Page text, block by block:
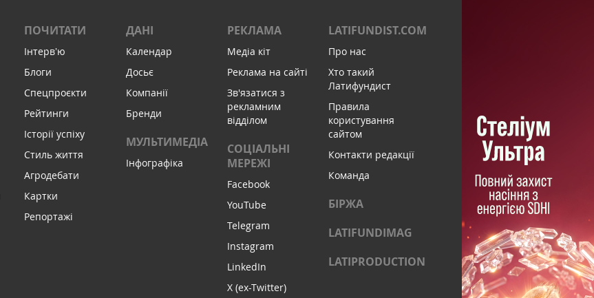
ПОЧИТАТИ
Інтервʼю
Блоги
Спецпроєкти
Рейтинги
Історії успіху
Стиль життя
Агродебати
Картки
Репортажі
ДАНІ
Календар
Досьє
Компанії
Бренди
МУЛЬТИМЕДІА
Інфографіка
РЕКЛАМА
Медіа кіт
Реклама на сайті
Зв'язатися з
рекламним
відділом
СОЦІАЛЬНІ
МЕРЕЖІ
Facebook
YouTube
Telegram
Instagram
LinkedIn
X (ex-Twitter)
LATIFUNDIST.COM
Про нас
Хто такий
Латифундист
Правила
користування
сайтом
Контакти редакції
Команда
БІРЖА
LATIFUNDIMAG
LATIPRODUCTION